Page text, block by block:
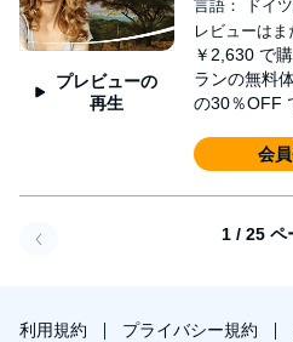
プレビューの
再生
言語： ドイ
レビューはま
￥2,630 で
ランの無料
の30％OFF
会
1 / 25 ペ
利用規約 プライバシー規約